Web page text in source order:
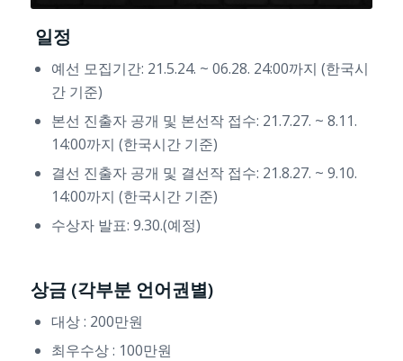
일정
예선 모집기간: 21.5.24. ~ 06.28. 24:00까지 (한국시
간 기준)
본선 진출자 공개 및 본선작 접수: 21.7.27. ~ 8.11.
14:00까지 (한국시간 기준)
결선 진출자 공개 및 결선작 접수: 21.8.27. ~ 9.10.
14:00까지 (한국시간 기준)
수상자 발표: 9.30.(예정)
상금 (각부분 언어권별)
대상 : 200만원
최우수상 : 100만원